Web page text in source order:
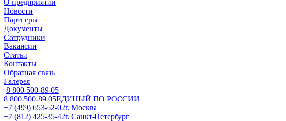
О предприятии
Новости
Партнеры
Документы
Сотрудники
Вакансии
Статьи
Контакты
Обратная связь
Галерея
8 800-500-89-05
8 800-500-89-05ЕДИНЫЙ ПО РОССИИ
+7 (499) 653-62-02г. Москва
+7 (812) 425-35-42г. Санкт-Петербург